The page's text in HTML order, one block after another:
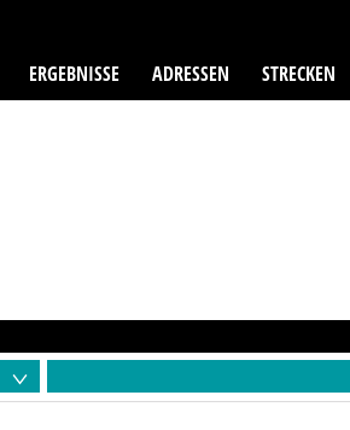
ERGEBNISSE ADRESSEN STRECKEN